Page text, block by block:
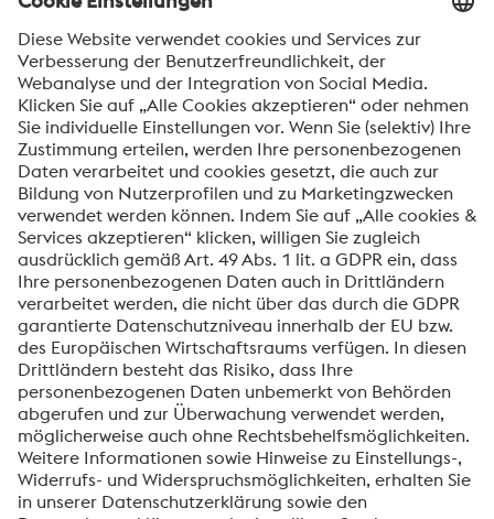
Nachricht*
Ich möchte über voestalpine Neuigkeiten
automatisch informiert werden.
SENDEN
Anti-Roboter-Verifizierung
Hier klicken
FriendlyCaptcha ⇗
voestalpine High Performance Metals International
GmbH